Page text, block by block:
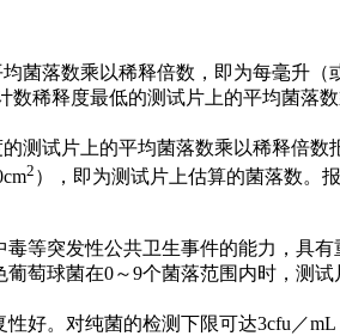
菌落数乘以稀释倍数，即为每毫升（
稀释度最低的测试片上的平均菌落
测试片上的平均菌落数乘以稀释倍
2 ），即为测试片上估算的菌落数。
等突发性公共卫生事件的能力，具有
萄球菌在0～9个菌落范围内时，测
好。对纯菌的检测下限可达3cfu／